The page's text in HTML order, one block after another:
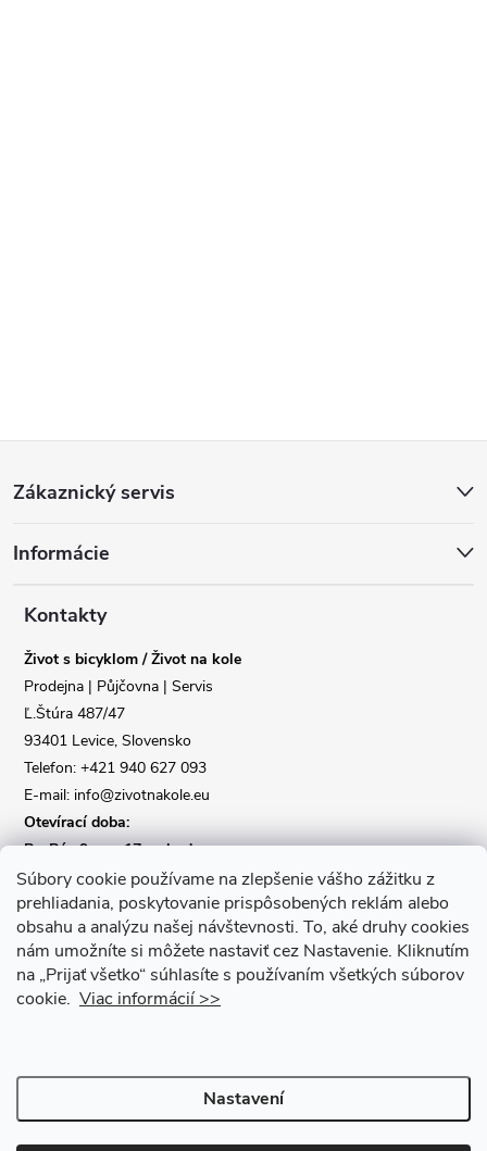
Súbory cookie používame na zlepšenie vášho zážitku z
prehliadania, poskytovanie prispôsobených reklám alebo
obsahu a analýzu našej návštevnosti. To, aké druhy cookies
nám umožníte si môžete nastaviť cez Nastavenie. Kliknutím
na „Prijať všetko“ súhlasíte s používaním všetkých súborov
cookie. Viac informácií >>
Nastavení
p
Zákaznický servis
Informácie
Kontakty
Život s bicyklom / Život na kole
Prodejna | Půjčovna | Servis
Ľ.Štúra 487/47
93401 Levice, Slovensko
Telefon: +421 940 627 093
E-mail: info@zivotnakole.eu
Otevírací doba:
Po-Pá : 9,oo - 17,oo hod
So : 9,oo - 12,oo | Ne : Zavřeno
Kontaktní formulář
Copyright 2026Život na kole. Všechna práva vyhrazena.Upravit
nastavení cookies